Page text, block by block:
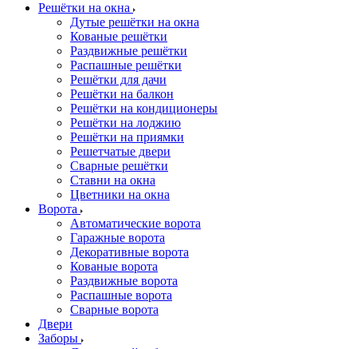
Решётки на окна
Дутые решётки на окна
Кованые решётки
Раздвижные решётки
Распашные решётки
Решётки для дачи
Решётки на балкон
Решётки на кондиционеры
Решётки на лоджию
Решётки на приямки
Решетчатые двери
Сварные решётки
Ставни на окна
Цветники на окна
Ворота
Автоматические ворота
Гаражные ворота
Декоративные ворота
Кованые ворота
Раздвижные ворота
Распашные ворота
Сварные ворота
Двери
Заборы